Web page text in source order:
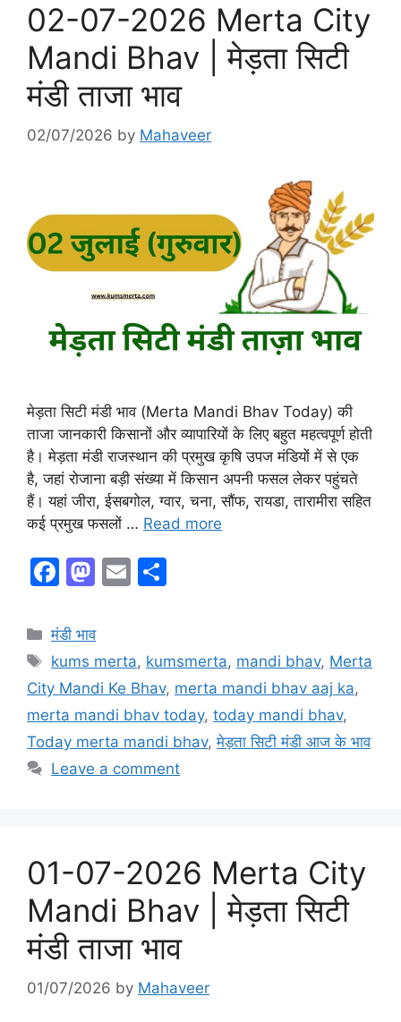
02-07-2026 Merta City
Mandi Bhav | मेड़ता सिटी
मंडी ताजा भाव
02/07/2026 by Mahaveer
मेड़ता सिटी मंडी भाव (Merta Mandi Bhav Today) की
ताजा जानकारी किसानों और व्यापारियों के लिए बहुत महत्वपूर्ण होती
है। मेड़ता मंडी राजस्थान की प्रमुख कृषि उपज मंडियों में से एक
है, जहां रोजाना बड़ी संख्या में किसान अपनी फसल लेकर पहुंचते
हैं। यहां जीरा, ईसबगोल, ग्वार, चना, सौंफ, रायडा, तारामीरा सहित
कई प्रमुख फसलों … Read more
F
c
e
b
o
o
k
M
st
o
d
o
n
E
l
e
Categories
मंडी भाव
Tags
kums merta, kumsmerta, mandi bhav, Merta
City Mandi Ke Bhav, merta mandi bhav aaj ka,
merta mandi bhav today, today mandi bhav,
Today merta mandi bhav,मेड़ता सिटी मंडी आज के भाव
Leave a comment
01-07-2026 Merta City
Mandi Bhav | मेड़ता सिटी
मंडी ताजा भाव
01/07/2026 by Mahaveer